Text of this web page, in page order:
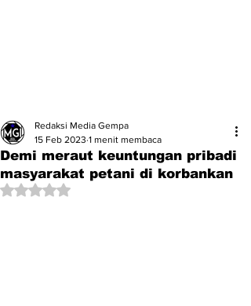
Demi meraut keuntungan pribadi
masyarakat petani di korbankan
Redaksi Media Gempa
15 Feb 2023 1 menit membaca
Dinilai NaN dari 5 bintang.